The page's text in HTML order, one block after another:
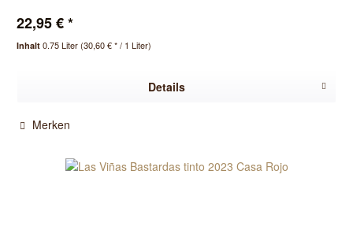
22,95 € *
Inhalt0.75 Liter(30,60 € * / 1 Liter)
Details
Merken